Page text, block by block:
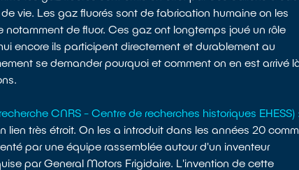
vie. Les gaz fluorés sont de fabrication humaine on les
de fluor. Ces gaz ont longtemps joué un rôle
encore ils participent directement et durablement au
se demander pourquoi et comment on en est arrivé
CNRS - Centre de recherches historiques EHESS) :
très étroit. On les a introduit dans les années 20
par une équipe rassemblée autour d'un inventeur
par General Motors Frigidaire. L'invention de cette